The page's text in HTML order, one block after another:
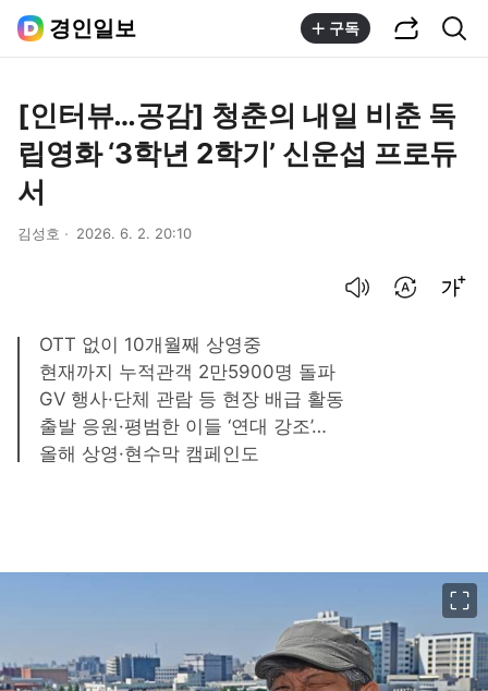
경인일보 구독
[인터뷰…공감] 청춘의 내일 비춘 독
립영화 ‘3학년 2학기’ 신운섭 프로듀
서
김성호 2026. 6. 2. 20:10
OTT 없이 10개월째 상영중
현재까지 누적관객 2만5900명 돌파
GV 행사·단체 관람 등 현장 배급 활동
출발 응원·평범한 이들 ‘연대 강조’…
올해 상영·현수막 캠페인도